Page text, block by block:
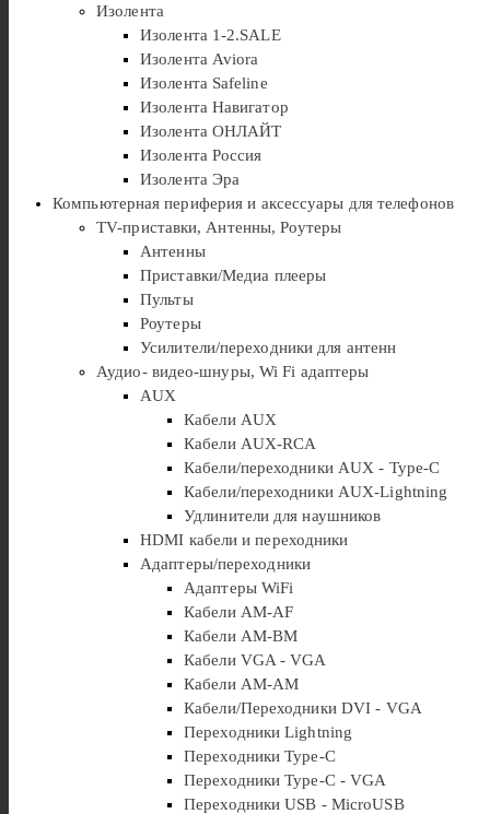
Изолента
Изолента 1-2.SALE
Изолента Aviora
Изолента Safeline
Изолента Навигатор
Изолента ОНЛАЙТ
Изолента Россия
Изолента Эра
Компьютерная периферия и аксессуары для телефонов
TV-приставки, Антенны, Роутеры
Антенны
Приставки/Медиа плееры
Пульты
Роутеры
Усилители/переходники для антенн
Аудио- видео-шнуры, Wi Fi адаптеры
AUX
Кабели AUX
Кабели AUX-RCA
Кабели/переходники AUX - Type-C
Кабели/переходники AUX-Lightning
Удлинители для наушников
HDMI кабели и переходники
Адаптеры/переходники
Адаптеры WiFi
Кабели AM-AF
Кабели AM-BM
Кабели VGA - VGA
Кабели АМ-АМ
Кабели/Переходники DVI - VGA
Переходники Lightning
Переходники Type-C
Переходники Type-C - VGA
Переходники USB - MicroUSB